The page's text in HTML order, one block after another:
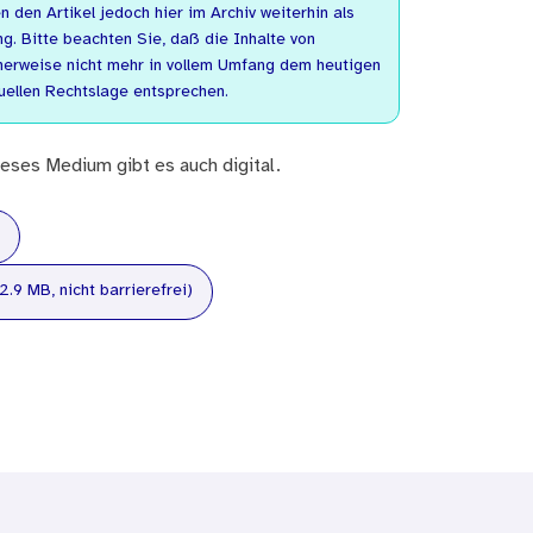
den Artikel jedoch hier im Archiv weiterhin als
Bitte beachten Sie, daß die Inhalte von
nicht mehr in vollem Umfang dem heutigen
Rechtslage entsprechen.
Medium gibt es auch digital.
MB, nicht barrierefrei)